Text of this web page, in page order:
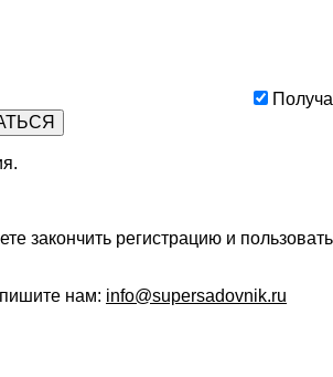
.
регистрацию и
нам: info@supersadovnik.ru